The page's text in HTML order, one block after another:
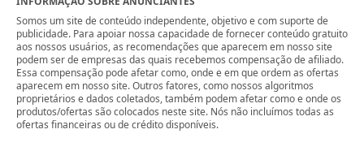
Somos um site de conteúdo independente, objetivo e com suporte de
publicidade. Para apoiar nossa capacidade de fornecer conteúdo gratuito
aos nossos usuários, as recomendações que aparecem em nosso site
podem ser de empresas das quais recebemos compensação de afiliado.
Essa compensação pode afetar como, onde e em que ordem as ofertas
aparecem em nosso site. Outros fatores, como nossos algoritmos
proprietários e dados coletados, também podem afetar como e onde os
produtos/ofertas são colocados neste site. Nós não incluímos todas as
ofertas financeiras ou de crédito disponíveis.